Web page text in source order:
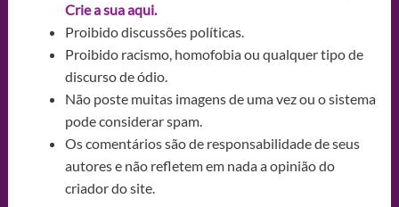
Crie a sua aqui.
Proibido discussões políticas.
Proibido racismo, homofobia ou qualquer tipo de
discurso de ódio.
Não poste muitas imagens de uma vez ou o sistema
pode considerar spam.
Os comentários são de responsabilidade de seus
autores e não refletem em nada a opinião do
criador do site.